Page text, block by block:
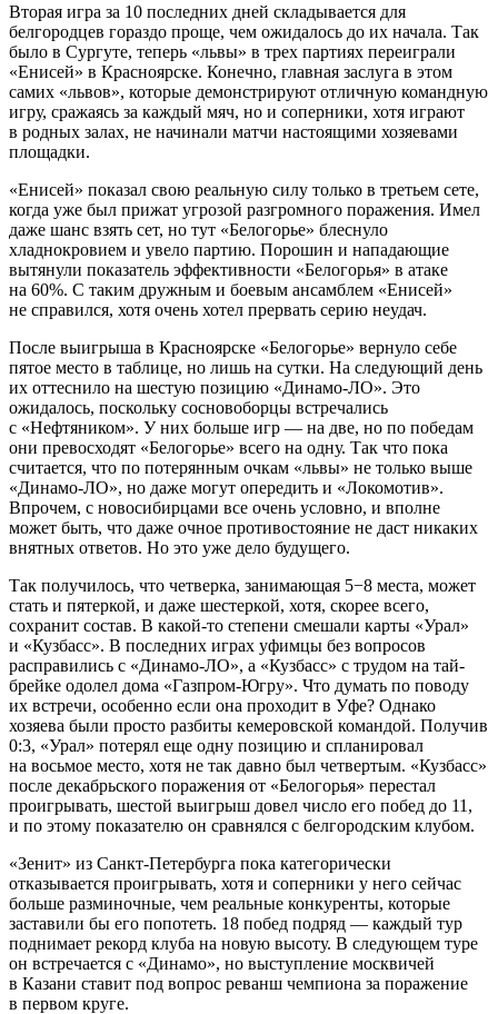
Вторая игра за 10 последних дней складывается для
белгородцев гораздо проще, чем ожидалось до их начала. Так
было в Сургуте, теперь «львы» в трех партиях переиграли
«Енисей» в Красноярске. Конечно, главная заслуга в этом
самих «львов», которые демонстрируют отличную командную
игру, сражаясь за каждый мяч, но и соперники, хотя играют
в родных залах, не начинали матчи настоящими хозяевами
площадки.
«Енисей» показал свою реальную силу только в третьем сете,
когда уже был прижат угрозой разгромного поражения. Имел
даже шанс взять сет, но тут «Белогорье» блеснуло
хладнокровием и увело партию. Порошин и нападающие
вытянули показатель эффективности «Белогорья» в атаке
на 60%. С таким дружным и боевым ансамблем «Енисей»
не справился, хотя очень хотел прервать серию неудач.
После выигрыша в Красноярске «Белогорье» вернуло себе
пятое место в таблице, но лишь на сутки. На следующий день
их оттеснило на шестую позицию «Динамо-ЛО». Это
ожидалось, поскольку сосновоборцы встречались
с «Нефтяником». У них больше игр — на две, но по победам
они превосходят «Белогорье» всего на одну. Так что пока
считается, что по потерянным очкам «львы» не только выше
«Динамо-ЛО», но даже могут опередить и «Локомотив».
Впрочем, с новосибирцами все очень условно, и вполне
может быть, что даже очное противостояние не даст никаких
внятных ответов. Но это уже дело будущего.
Так получилось, что четверка, занимающая 5−8 места, может
стать и пятеркой, и даже шестеркой, хотя, скорее всего,
сохранит состав. В какой-то степени смешали карты «Урал»
и «Кузбасс». В последних играх уфимцы без вопросов
расправились с «Динамо-ЛО», а «Кузбасс» с трудом на тай-
брейке одолел дома «Газпром-Югру». Что думать по поводу
их встречи, особенно если она проходит в Уфе? Однако
хозяева были просто разбиты кемеровской командой. Получив
0:3, «Урал» потерял еще одну позицию и спланировал
на восьмое место, хотя не так давно был четвертым. «Кузбасс»
после декабрьского поражения от «Белогорья» перестал
проигрывать, шестой выигрыш довел число его побед до 11,
и по этому показателю он сравнялся с белгородским клубом.
«Зенит» из Санкт-Петербурга пока категорически
отказывается проигрывать, хотя и соперники у него сейчас
больше разминочные, чем реальные конкуренты, которые
заставили бы его попотеть. 18 побед подряд — каждый тур
поднимает рекорд клуба на новую высоту. В следующем туре
он встречается с «Динамо», но выступление москвичей
в Казани ставит под вопрос реванш чемпиона за поражение
в первом круге.